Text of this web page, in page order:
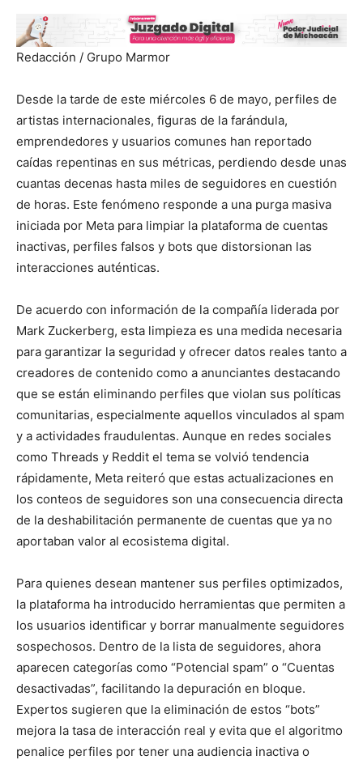
Redacción / Grupo Marmor
Desde la tarde de este miércoles 6 de mayo, perfiles de
artistas internacionales, figuras de la farándula,
emprendedores y usuarios comunes han reportado
caídas repentinas en sus métricas, perdiendo desde unas
cuantas decenas hasta miles de seguidores en cuestión
de horas. Este fenómeno responde a una purga masiva
iniciada por Meta para limpiar la plataforma de cuentas
inactivas, perfiles falsos y bots que distorsionan las
interacciones auténticas.
De acuerdo con información de la compañía liderada por
Mark Zuckerberg, esta limpieza es una medida necesaria
para garantizar la seguridad y ofrecer datos reales tanto a
creadores de contenido como a anunciantes destacando
que se están eliminando perfiles que violan sus políticas
comunitarias, especialmente aquellos vinculados al spam
y a actividades fraudulentas. Aunque en redes sociales
como Threads y Reddit el tema se volvió tendencia
rápidamente, Meta reiteró que estas actualizaciones en
los conteos de seguidores son una consecuencia directa
de la deshabilitación permanente de cuentas que ya no
aportaban valor al ecosistema digital.
Para quienes desean mantener sus perfiles optimizados,
la plataforma ha introducido herramientas que permiten a
los usuarios identificar y borrar manualmente seguidores
sospechosos. Dentro de la lista de seguidores, ahora
aparecen categorías como “Potencial spam” o “Cuentas
desactivadas”, facilitando la depuración en bloque.
Expertos sugieren que la eliminación de estos “bots”
mejora la tasa de interacción real y evita que el algoritmo
penalice perfiles por tener una audiencia inactiva o